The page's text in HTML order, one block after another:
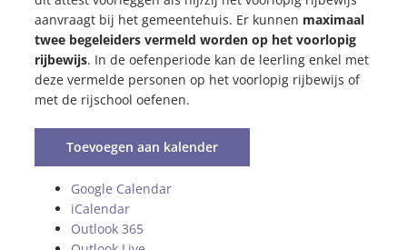
aanvraagt bij het gemeentehuis. Er kunnen maximaal
twee begeleiders vermeld worden op het voorlopig
rijbewijs. In de oefenperiode kan de leerling enkel met
deze vermelde personen op het voorlopig rijbewijs of
met de rijschool oefenen.
Toevoegen aan kalender
Google Calendar
iCalendar
Outlook 365